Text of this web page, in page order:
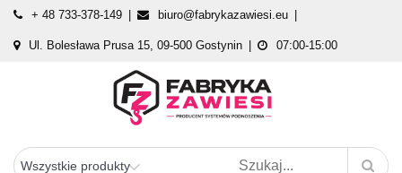
Skip
+ 48 733-378-149 biuro@fabrykazawiesi.eu
Ul. Bolesława Prusa 15, 09-500 Gostynin 07:00-15:00
Fabryka Zawiesi